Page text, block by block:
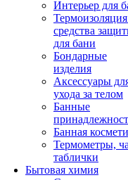
Интерьер для
средства
для бани
Бондарные
изделия
Аксеcсуары
ухода за телом
Банные
Банная
Термометры,
таблички
Бытовая химия